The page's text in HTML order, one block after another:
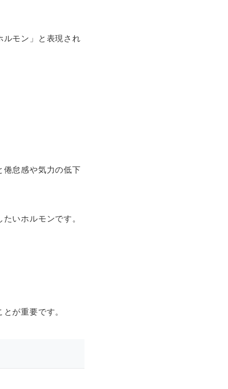
ルモン」と表現され
倦怠感や気力の低下
いホルモンです。
が重要です。